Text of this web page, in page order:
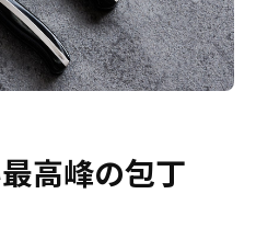
高峰の包丁